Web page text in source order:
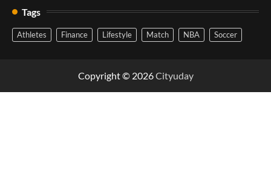
Tags
Athletes Finance Lifestyle Match NBA Soccer
Copyright © 2026Cityuday